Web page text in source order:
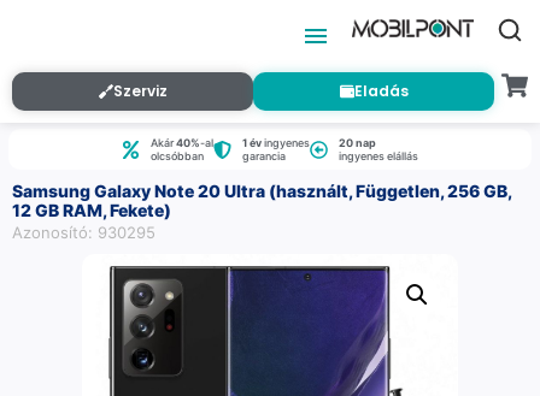
Szerviz Eladás
Akár40%-al
olcsóbban
1 évingyenes
garancia
20 nap
ingyenes elállás
Samsung Galaxy Note 20 Ultra (használt, Független, 256 GB,
12 GB RAM, Fekete)
Azonosító: 930295